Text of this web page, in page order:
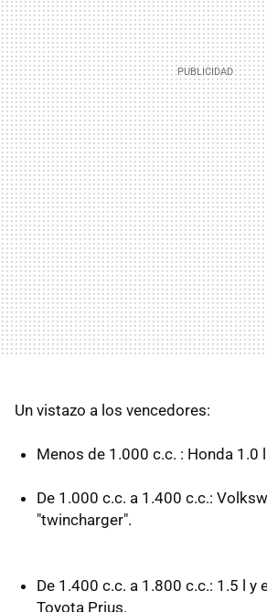
Un vistazo a los vencedores:
Menos de 1.000 c.c. : Honda 1.0
De 1.000 c.c. a 1.400 c.c.:
"twincharger".
De 1.400 c.c. a 1.800 c.c.: 1.5 l y
Toyota Prius.